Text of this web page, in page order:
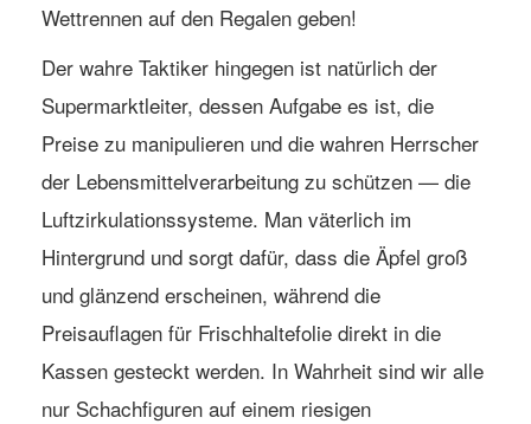
Wettrennen auf den Regalen geben!
Der wahre Taktiker hingegen ist natürlich der
Supermarktleiter, dessen Aufgabe es ist, die
Preise zu manipulieren und die wahren Herrscher
der Lebensmittelverarbeitung zu schützen — die
Luftzirkulationssysteme. Man väterlich im
Hintergrund und sorgt dafür, dass die Äpfel groß
und glänzend erscheinen, während die
Preisauflagen für Frischhaltefolie direkt in die
Kassen gesteckt werden. In Wahrheit sind wir alle
nur Schachfiguren auf einem riesigen